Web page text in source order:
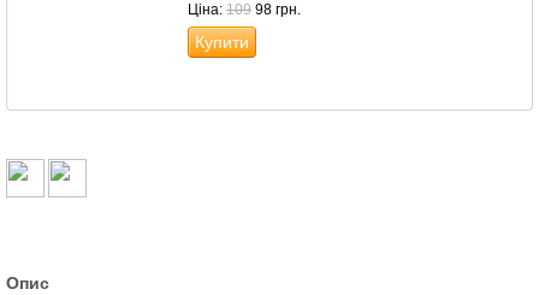
Ціна: 109 98 грн.
Купити
Опис